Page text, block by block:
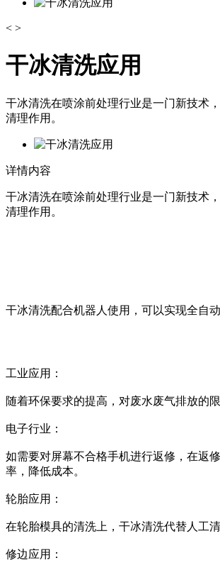
< >
干冰清洗应用
干冰清洗在喷涂前处理行业是一门新技术
清理作用。
详情内容
干冰清洗在喷涂前处理行业是一门新技术
清理作用。
干冰清洗配合机器人使用，可以实现全自
工业应用：
随着环保要求的提高，对废水废气排放的
电子行业：
如需要对屏幕不合格手机进行返修，在返
率，降低成本。
轮胎应用：
在轮胎模具的清洗上，干冰清洗代替人工
修边应用：